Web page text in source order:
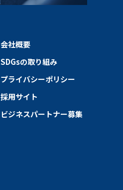
会社概要
SDGsの取り組み
プライバシーポリシー
採用サイト
ビジネスパートナー募集